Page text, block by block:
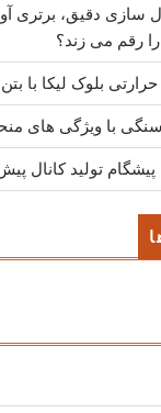
دقیق، برتری
رقم می زند؟
بلوک لیکا با
سنگی با ویژگی های
تولید کانال